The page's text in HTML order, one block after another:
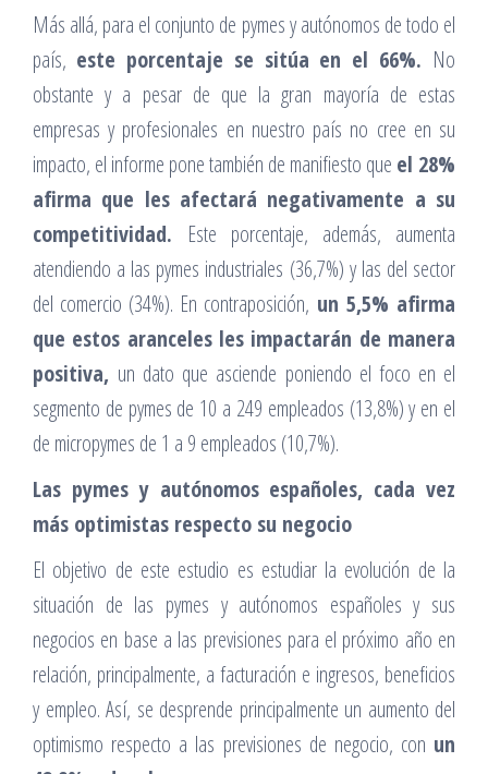
Más allá, para el conjunto de pymes y autónomos de todo el
país, este porcentaje se sitúa en el 66%. No
obstante y a pesar de que la gran mayoría de estas
empresas y profesionales en nuestro país no cree en su
impacto, el informe pone también de manifiesto que el 28%
afirma que les afectará negativamente a su
competitividad. Este porcentaje, además, aumenta
atendiendo a las pymes industriales (36,7%) y las del sector
del comercio (34%). En contraposición, un 5,5% afirma
que estos aranceles les impactarán de manera
positiva, un dato que asciende poniendo el foco en el
segmento de pymes de 10 a 249 empleados (13,8%) y en el
de micropymes de 1 a 9 empleados (10,7%).
Las pymes y autónomos españoles, cada vez
más optimistas respecto su negocio
El objetivo de este estudio es estudiar la evolución de la
situación de las pymes y autónomos españoles y sus
negocios en base a las previsiones para el próximo año en
relación, principalmente, a facturación e ingresos, beneficios
y empleo. Así, se desprende principalmente un aumento del
optimismo respecto a las previsiones de negocio, con un